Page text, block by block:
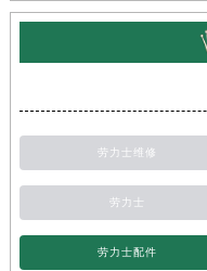
劳力士维修
劳力士
劳力士配件